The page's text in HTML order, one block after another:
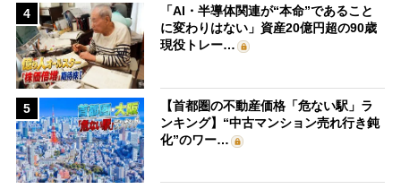
4
「AI・半導体関連が“本命”であること
に変わりはない」資産20億円超の90歳
現役トレー…
5
【首都圏の不動産価格「危ない駅」ラ
ンキング】“中古マンション売れ行き鈍
化”のワー…